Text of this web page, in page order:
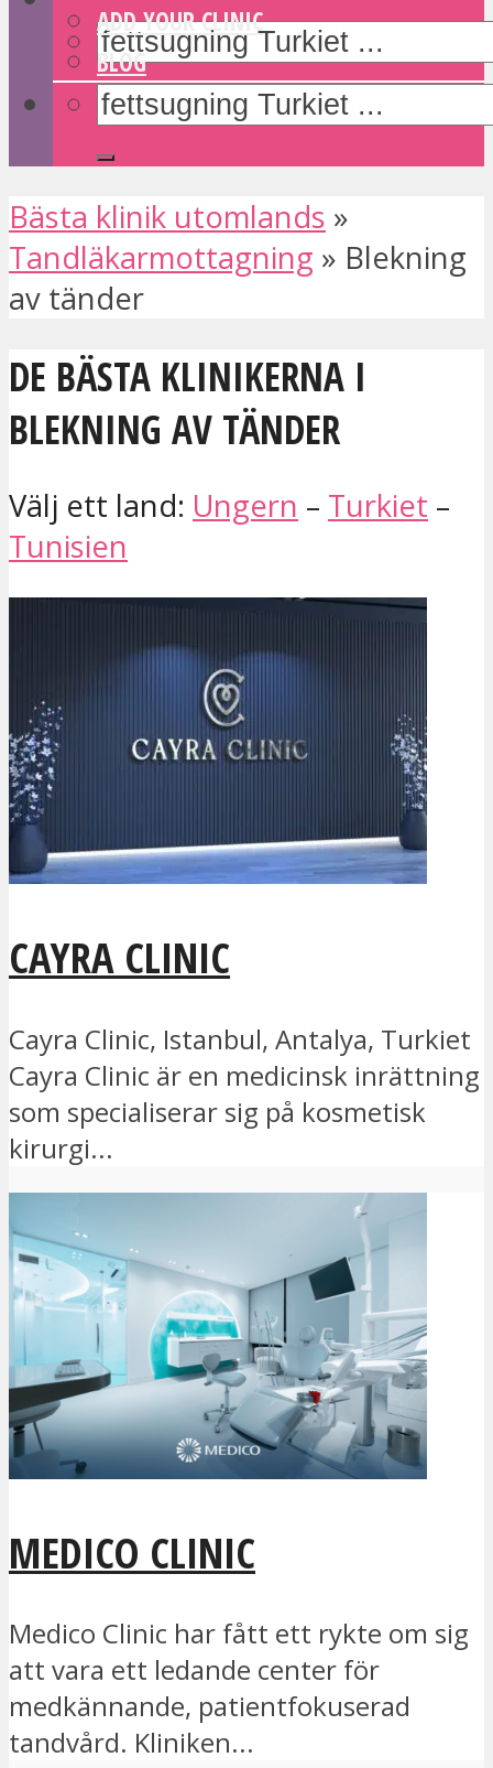
ADD YOUR CLINIC
BLOG
Bästa klinik utomlands »
Tandläkarmottagning » Blekning
av tänder
DE BÄSTA KLINIKERNA I
BLEKNING AV TÄNDER
Välj ett land: Ungern – Turkiet –
Tunisien
CAYRA CLINIC
Cayra Clinic, Istanbul, Antalya, Turkiet
Cayra Clinic är en medicinsk inrättning
som specialiserar sig på kosmetisk
kirurgi...
MEDICO CLINIC
Medico Clinic har fått ett rykte om sig
att vara ett ledande center för
medkännande, patientfokuserad
tandvård. Kliniken...